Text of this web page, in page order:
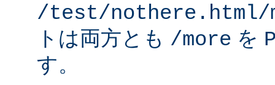
/test/nothere.html/
トは両方とも /more を
す。